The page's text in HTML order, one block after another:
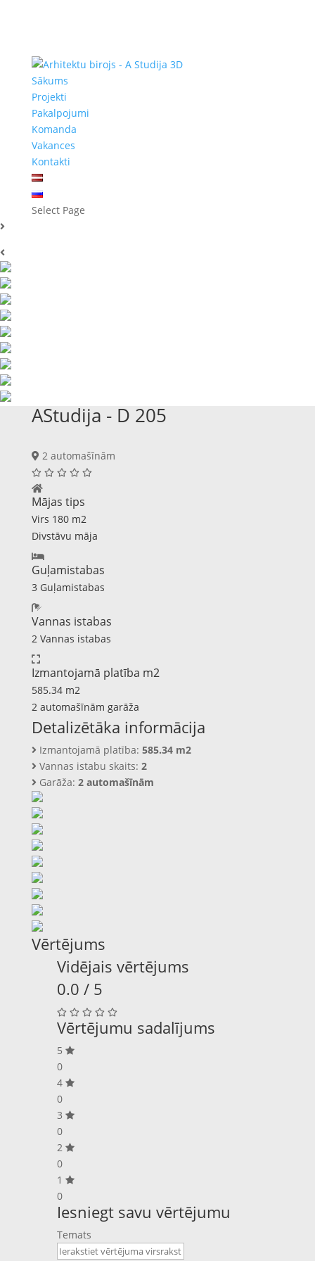
Sākums
Projekti
Pakalpojumi
Komanda
Vakances
Kontakti
Select Page
AStudija - D 205
2 automašīnām
Mājas tips
Virs 180 m2
Divstāvu māja
Guļamistabas
3 Guļamistabas
Vannas istabas
2 Vannas istabas
Izmantojamā platība m2
585.34 m2
2 automašīnām garāža
Detalizētāka informācija
Izmantojamā platība: 585.34 m2
Vannas istabu skaits: 2
Garāža: 2 automašīnām
Vērtējums
Vidējais vērtējums
0.0 / 5
Vērtējumu sadalījums
5
0
4
0
3
0
2
0
1
0
Iesniegt savu vērtējumu
Temats